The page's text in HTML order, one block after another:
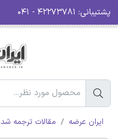
پشتیبانی:
ایران عرضه مقالات ترجمه